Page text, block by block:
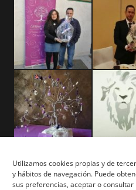
Utilizamos cookies propias y de
y hábitos de navegación. Puede
sus preferencias, aceptar o
Aviso